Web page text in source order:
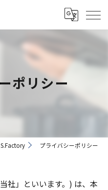
ポリシー
プライバシーポリシー
社」といいます。) は、本